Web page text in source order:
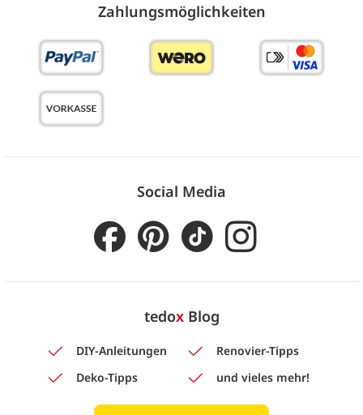
Zahlungs­möglich­keiten
Social Media
tedoxBlog
DIY-Anleitungen
Renovier-Tipps
Deko-Tipps
und vieles mehr!